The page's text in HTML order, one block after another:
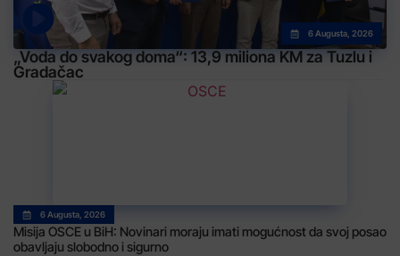
6 Augusta, 2026
„Voda do svakog doma“: 13,9 miliona KM za Tuzlu i
Gradačac
6 Augusta, 2026
Misija OSCE u BiH: Novinari moraju imati mogućnost da svoj posao
obavljaju slobodno i sigurno